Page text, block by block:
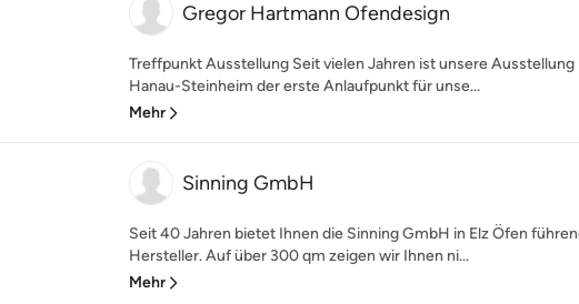
Gregor Hartmann Ofendesign
Treffpunkt Ausstellung Seit vielen Jahren ist unsere Ausstellung
Hanau-Steinheim der erste Anlaufpunkt für unse...
Mehr
Sinning GmbH
Seit 40 Jahren bietet Ihnen die Sinning GmbH in Elz Öfen
Hersteller. Auf über 300 qm zeigen wir Ihnen ni...
Mehr